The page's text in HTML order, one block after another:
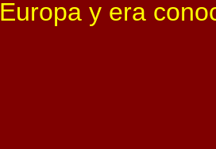
Europa y era